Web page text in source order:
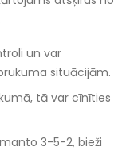
un var
situācijām.
tā var cīnīties
3-5-2, bieži